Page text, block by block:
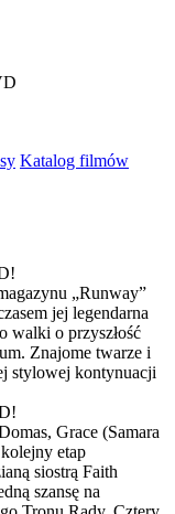
Katalog filmów
„Runway”
jej legendarna
walki o przyszłość
Znajome twarze i
stylowej kontynuacji
Grace (Samara
etap
siostrą Faith
szansę na